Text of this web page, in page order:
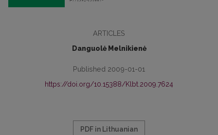
ARTICLES
Danguolė Melnikienė
Published 2009-01-01
https://doi.org/10.15388/Klbt.2009.7624
PDF in Lithuanian